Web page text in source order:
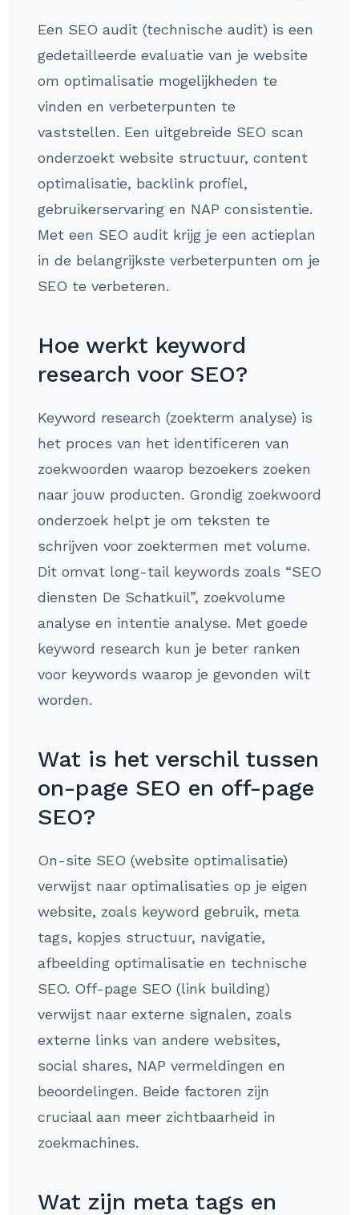
Een SEO audit (technische audit) is een
gedetailleerde evaluatie van je website
om optimalisatie mogelijkheden te
vinden en verbeterpunten te
vaststellen. Een uitgebreide SEO scan
onderzoekt website structuur, content
optimalisatie, backlink profiel,
gebruikerservaring en NAP consistentie.
Met een SEO audit krijg je een actieplan
in de belangrijkste verbeterpunten om je
SEO te verbeteren.
Hoe werkt keyword
research voor SEO?
Keyword research (zoekterm analyse) is
het proces van het identificeren van
zoekwoorden waarop bezoekers zoeken
naar jouw producten. Grondig zoekwoord
onderzoek helpt je om teksten te
schrijven voor zoektermen met volume.
Dit omvat long-tail keywords zoals “SEO
diensten De Schatkuil”, zoekvolume
analyse en intentie analyse. Met goede
keyword research kun je beter ranken
voor keywords waarop je gevonden wilt
worden.
Wat is het verschil tussen
on-page SEO en off-page
SEO?
On-site SEO (website optimalisatie)
verwijst naar optimalisaties op je eigen
website, zoals keyword gebruik, meta
tags, kopjes structuur, navigatie,
afbeelding optimalisatie en technische
SEO. Off-page SEO (link building)
verwijst naar externe signalen, zoals
externe links van andere websites,
social shares, NAP vermeldingen en
beoordelingen. Beide factoren zijn
cruciaal aan meer zichtbaarheid in
zoekmachines.
Wat zijn meta tags en